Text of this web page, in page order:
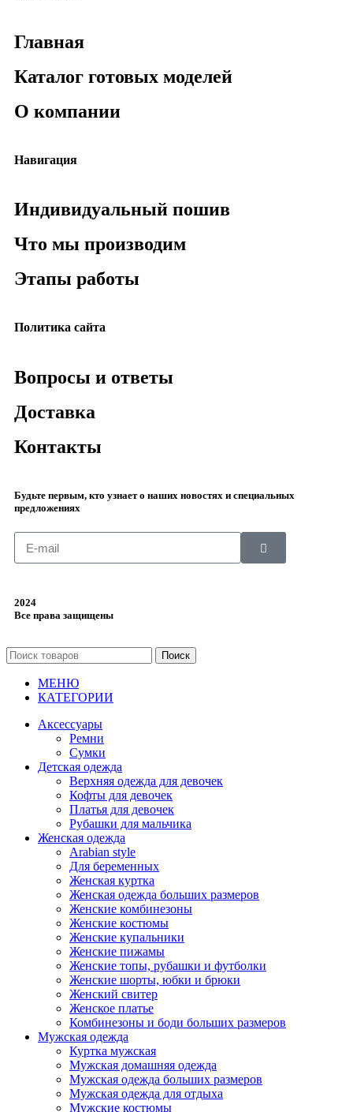
Главная
Каталог готовых моделей
О компании
Навигация
Индивидуальный пошив
Что мы производим
Этапы работы
Политика сайта
Вопросы и ответы
Доставка
Контакты
Будьте первым, кто узнает о наших новостях и специальных
предложениях
2024
Все права защищены
Поиск
МЕНЮ
КАТЕГОРИИ
Аксессуары
Ремни
Сумки
Детская одежда
Верхняя одежда для девочек
Кофты для девочек
Платья для девочек
Рубашки для мальчика
Женская одежда
Arabian style
Для беременных
Женская куртка
Женская одежда больших размеров
Женские комбинезоны
Женские костюмы
Женские купальники
Женские пижамы
Женские топы, рубашки и футболки
Женские шорты, юбки и брюки
Женский свитер
Женское платье
Комбинезоны и боди больших размеров
Мужская одежда
Куртка мужская
Мужская домашняя одежда
Мужская одежда больших размеров
Мужская одежда для отдыха
Мужские костюмы